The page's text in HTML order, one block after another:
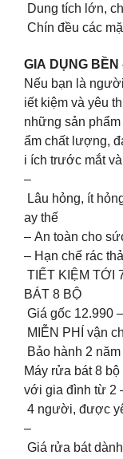
Dung tích lớn,
Chín đều các
GIA DỤNG BỀN
Nếu bạn là
iết kiệm và yêu
những sản
ẩm chất lượng,
i ích trước mắt
–
Lâu hỏng, ít
ay thế
– An toàn cho
– Hạn chế rác
TIẾT KIỆM TỚI
BÁT 8 BỘ
Giá gốc 12.990
MIỄN PHÍ vận
Bảo hành 2
Máy rửa bát 8
với gia đình từ 2
4 người, được
–
Giá rửa bát